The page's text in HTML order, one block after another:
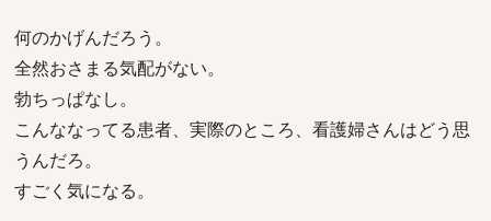
何のかげんだろう。
全然おさまる気配がない。
勃ちっぱなし。
こんななってる患者、実際のところ、看護婦さんはどう思
うんだろ。
すごく気になる。